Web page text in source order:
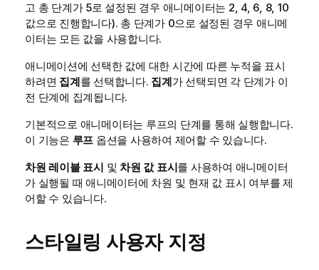
고 총 단계가 5로 설정된 경우 애니메이터는 2, 4, 6, 8, 10
값으로 진행합니다). 총 단계가 0으로 설정된 경우 애니메
이터는 모든 값을 사용합니다.
애니메이션에 선택한 값에 대한 시간에 따른 누적을 표시
하려면 집계를 선택합니다. 집계가 선택되면 각 단계가 이
전 단계에 집계됩니다.
기본적으로 애니메이터는 루프의 단계를 통해 실행합니다.
이 기능은 루프 옵션을 사용하여 제어할 수 있습니다.
차원 레이블 표시 및 차원 값 표시를 사용하여 애니메이터
가 실행될 때 애니메이터에 차원 및 현재 값 표시 여부를 제
어할 수 있습니다.
스타일링 사용자 지정